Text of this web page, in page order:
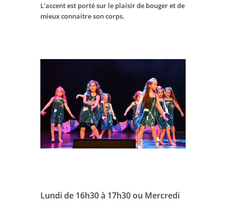
L’accent est porté sur le plaisir de bouger et de
mieux connaitre son corps.
Lundi de 16h30 à 17h30 ou Mercredi